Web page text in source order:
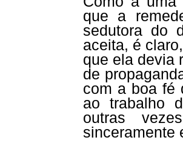
que a
sedutora do
aceita, é
que ela devia
de
com a boa fé
ao trabalho
outras
sinceramente